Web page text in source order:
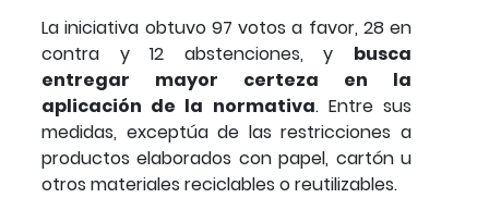
La iniciativa obtuvo 97 votos a favor, 28 en
contra y 12 abstenciones, y busca
entregar mayor certeza en la
aplicación de la normativa. Entre sus
medidas, exceptúa de las restricciones a
productos elaborados con papel, cartón u
otros materiales reciclables o reutilizables.